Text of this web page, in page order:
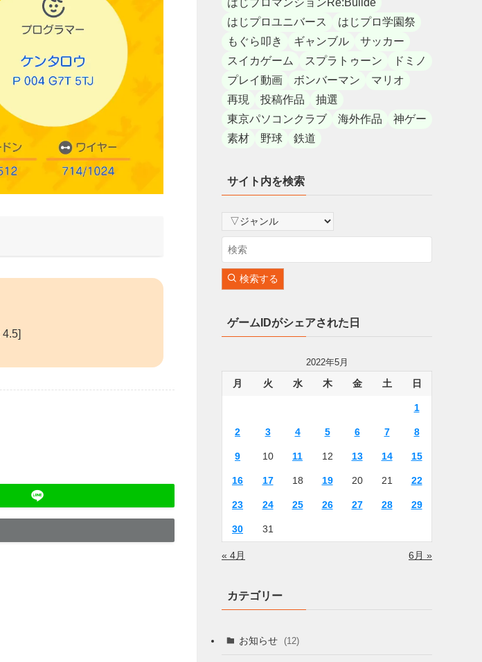
4.5]
はじプロユニバース
はじプロ学園祭
もぐら叩き
ギャンブル
サッカー
スイカゲーム
スプラトゥーン
ドミノ
プレイ動画
ボンバーマン
マリオ
再現
投稿作品
抽選
東京パソコンクラブ
海外作品
神ゲー
素材
野球 鉄道
サイト内を検索
検索する
ゲームIDがシェアされた日
2022年5月
月 火 水 木 金 土 日
1
2 3 4 5 6 7 8
9 10 11 12 13 14 15
16 17 18 19 20 21 22
23 24 25 26 27 28 29
30 31
« 4月 6月 »
カテゴリー
お知らせ (12)